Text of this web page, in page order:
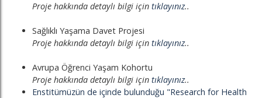
Proje hakkında detaylı bilgi için tıklayınız..
Sağlıklı Yaşama Davet Projesi
Proje hakkında detaylı bilgi için tıklayınız..
Avrupa Öğrenci Yaşam Kohortu
Proje hakkında detaylı bilgi için tıklayınız..
Enstitümüzün de içinde bulunduğu "Research for Health